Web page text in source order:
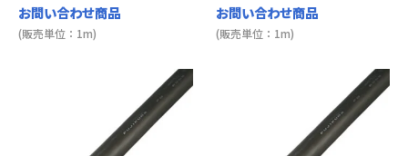
お問い合わせ商品
(販売単位：1m)
お問い合わせ商品
(販売単位：1m)